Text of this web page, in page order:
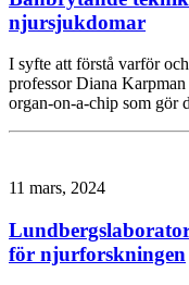
njursjukdomar
I syfte att förstå varför
professor Diana
organ-on-a-chip som
11 mars, 2024
för njurforskningen